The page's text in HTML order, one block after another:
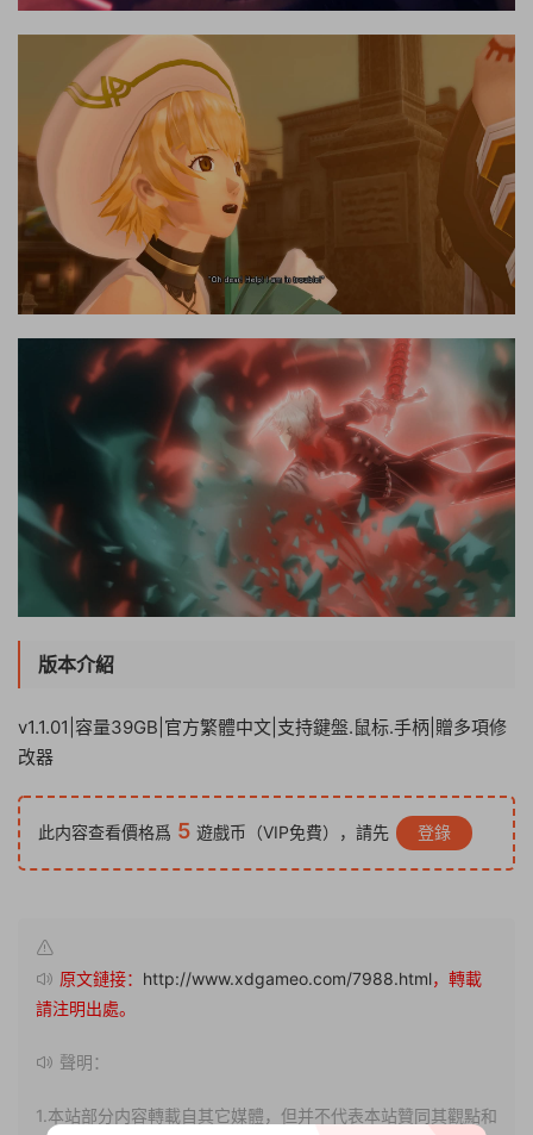
版本介紹
v1.1.01|容量39GB|官方繁體中文|支持鍵盤.鼠标.手柄|贈多項修
改器
此内容查看價格爲 5 遊戲币（VIP免費），請先 登錄
原文鏈接： http://www.xdgameo.com/7988.html，轉載
請注明出處。
聲明：
1.本站部分内容轉載自其它媒體，但并不代表本站贊同其觀點和